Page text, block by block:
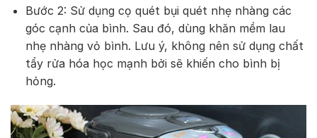
Bước 2: Sử dụng cọ quét bụi quét nhẹ nhàng các
góc cạnh của bình. Sau đó, dùng khăn mềm lau
nhẹ nhàng vỏ bình. Lưu ý, không nên sử dụng chất
tẩy rửa hóa học mạnh bởi sẽ khiến cho bình bị
hỏng.